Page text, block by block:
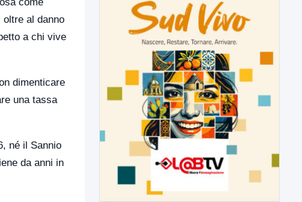
al danno
a chi vive
dimenticare
una tassa
né il Sannio
da anni in